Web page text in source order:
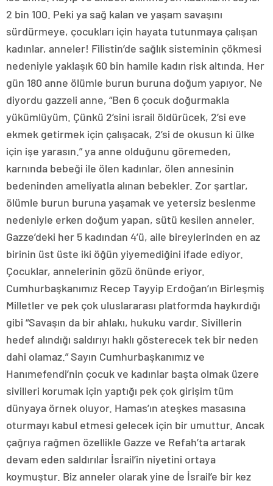
2 bin 100. Peki ya sağ kalan ve yaşam savaşını
sürdürmeye, çocukları için hayata tutunmaya çalışan
kadınlar, anneler! Filistin’de sağlık sisteminin çökmesi
nedeniyle yaklaşık 60 bin hamile kadın risk altında. Her
gün 180 anne ölümle burun buruna doğum yapıyor. Ne
diyordu gazzeli anne, “Ben 6 çocuk doğurmakla
yükümlüyüm. Çünkü 2’sini israil öldürücek, 2’si eve
ekmek getirmek için çalışacak, 2’si de okusun ki ülke
için işe yarasın.” ya anne olduğunu göremeden,
karnında bebeği ile ölen kadınlar, ölen annesinin
bedeninden ameliyatla alınan bebekler. Zor şartlar,
ölümle burun buruna yaşamak ve yetersiz beslenme
nedeniyle erken doğum yapan, sütü kesilen anneler.
Gazze’deki her 5 kadından 4’ü, aile bireylerinden en az
birinin üst üste iki öğün yiyemediğini ifade ediyor.
Çocuklar, annelerinin gözü önünde eriyor.
Cumhurbaşkanımız Recep Tayyip Erdoğan’ın Birleşmiş
Milletler ve pek çok uluslararası platformda haykırdığı
gibi “Savaşın da bir ahlakı, hukuku vardır. Sivillerin
hedef alındığı saldırıyı haklı gösterecek tek bir neden
dahi olamaz.” Sayın Cumhurbaşkanımız ve
Hanımefendi’nin çocuk ve kadınlar başta olmak üzere
sivilleri korumak için yaptığı pek çok girişim tüm
dünyaya örnek oluyor. Hamas’ın ateşkes masasına
oturmayı kabul etmesi gelecek için bir umuttur. Ancak
çağrıya rağmen özellikle Gazze ve Refah’ta artarak
devam eden saldırılar İsrail’in niyetini ortaya
koymuştur. Biz anneler olarak yine de İsrail’e bir kez